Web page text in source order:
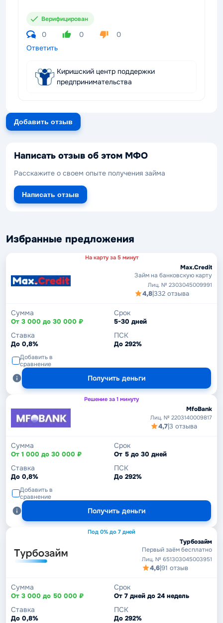
Верифицирован
0 0
0
Ответить
Киришский центр поддержки
предпринимательства
Добавить отзыв
Написать отзыв об этом МФО
Расскажите о своем опыте получения займа
Написать отзыв
Избранные предложения
На карту за 5 минут
Max.Credit
Займ на банковскую карту
Лиц. № 2303045009991
4,8|332 отзыва
Сумма
От 3 000 до 30 000 ₽
Срок
5-30 дней
Ставка
До 0,8%
ПСК
До 292%
Добавить в
сравнение
Получить деньги
Решение за 1 минуту
MfoBank
Лиц. № 2203140009817
4,7|3 отзыва
Сумма
От 1 000 до 30 000 ₽
Срок
От 5 до 30 дней
Ставка
До 0,8%
ПСК
До 292%
Добавить в
сравнение
Получить деньги
Под 0% до 7 дней
Турбозайм
Первый заём бесплатно
Лиц. № 651303045003951
4,6|91 отзыв
Сумма
От 3 000 до 50 000 ₽
Срок
От 7 дней до 24 недель
Ставка
До 0,8%
ПСК
До 292%